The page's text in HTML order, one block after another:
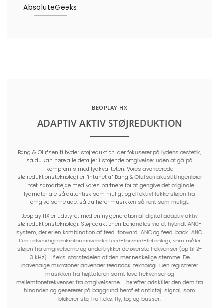
AbsoluteGeeks
BEOPLAY HX
ADAPTIV AKTIV STØJREDUKTION
Bang & Olufsen tilbyder støjreduktion, der fokuserer på lydens æstetik,
så du kan høre alle detaljer i støjende omgivelser uden at gå på
kompromis med lydkvaliteten. Vores avancerede
støjreduktionsteknologi er fintunet af Bang & Olufsen akustikingeniører
i tæt samarbejde med vores partnere for at gengive det originale
lydmateriale så autentisk som muligt og effektivt lukke støjen fra
omgivelserne ude, så du hører musikken så rent som muligt.
Beoplay HX er udstyret med en ny generation af digital adaptiv aktiv
støjreduktionsteknologi. Støjreduktionen behandles via et hybridt ANC-
system, der er en kombination af feed-forward-ANC og feed-back-ANC.
Den udvendige mikrofon anvender feed-forward-teknologi, som måler
støjen fra omgivelserne og undertrykker de øverste frekvenser (op til 2-
3 kHz) – f.eks. størstedelen af den menneskelige stemme. De
indvendige mikrofoner anvender feedback-teknologi. Den registrerer
musikken fra højttaleren samt lave frekvenser og
mellemtonefrekvenser fra omgivelserne – herefter adskiller den dem fra
hinanden og genererer på baggrund heraf et antistøj-signal, som
blokerer støj fra f.eks. fly, tog og busser.